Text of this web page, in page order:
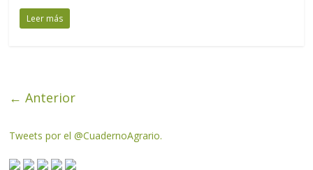
Leer más
← Anterior
Tweets por el @CuadernoAgrario.